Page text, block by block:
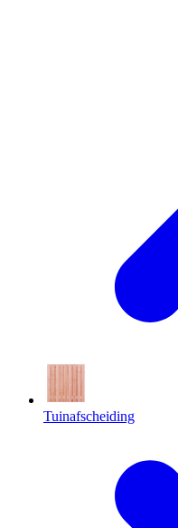
Tuinafscheiding